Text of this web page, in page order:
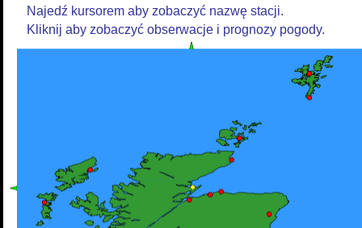
Najedź kursorem aby zobaczyć nazwę stacji.
Kliknij aby zobaczyć obserwacje i prognozy pogody.